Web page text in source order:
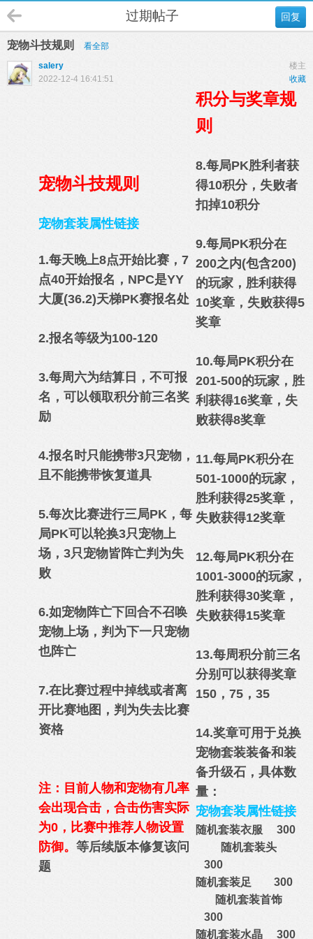
回复
过期帖子
宠物斗技规则
看全部
楼主
salery
收藏
2022-12-4 16:41:51
宠物斗技规则
宠物套装属性链接
1.每天晚上8点开始比赛，7
点40开始报名，NPC是YY
大厦(36.2)天梯PK赛报名处
2.报名等级为100-120
3.每周六为结算日，不可报
名，可以领取积分前三名奖
励
4.报名时只能携带3只宠物，
且不能携带恢复道具
5.每次比赛进行三局PK，每
局PK可以轮换3只宠物上
场， 3只宠物皆阵亡判 为失
败
6.如宠物阵亡下回合不召唤
宠物上场， 判为下一只宠物
也阵亡
7.在比赛过程中掉线或者离
开比赛地图， 判为失去比赛
资格
注：目前人物和宠物有几率
会出现合击，合击伤害实际
为0，比赛中推荐人物设置
防御。 等后续版本修复该问
题
积分与奖章规
则
8.每局PK胜利者获
得10积分，失败者
扣掉10积分
9.每局PK积分在
200之内(包含200)
的玩家，胜利获得
10奖章，失败获得5
奖章
10.每局PK积分在
201-500的玩家，胜
利获得16奖章，失
败获得8奖章
11.每局PK积分在
501-1000的玩家，
胜利获得25奖章，
失败获得12奖章
12.每局PK积分在
1001-3000的玩家，
胜利获得30奖章，
失败获得15奖章
13.每周积分前三名
分别可以获得奖章
150，75，35
14.奖章可用于兑换
宠物套装装备和装
备升级石，具体数
量：
宠物套装属性链接
随机套装衣服 300
随机套装头
300
随机套装足 300
随机套装首饰
300
随机套装水晶 300